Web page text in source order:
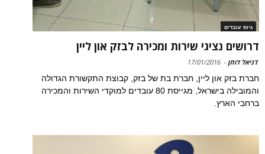
גיוס עובדים
דרושים נציגי שירות ומכירה לבזק און ליין
דניאל דותן -
17/01/2016
חברת בזק און ליין, חברת בת של בזק, קבוצת התקשורת הגדולה
והמובילה בישראל, מגייסת 80 עובדים למוקדי השירות והמכירה
ברחבי הארץ.